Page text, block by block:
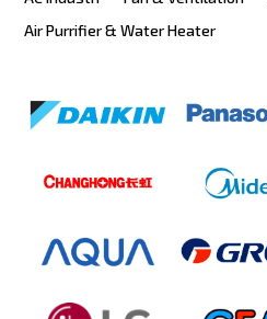
Air Purrifier & Water Heater